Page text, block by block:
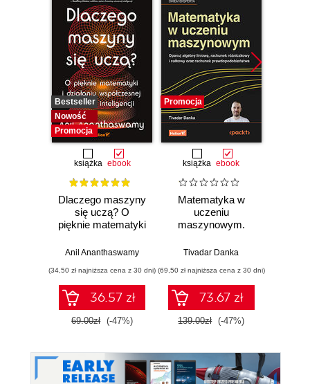
Bestseller
Nowość
Promocja
książka ebook
Dlaczego maszyny
się uczą? O
pięknie matematyki
współczesnej
inteligencji
Anil Ananthaswamy
(34,50 zł najniższa cena z 30 dni)
36.57 zł
69.00zł (-47%)
Promocja
książka ebook
Matematyka w
uczeniu
maszynowym.
liniową, rachunek
całkowy oraz
rachunek
prawdopodobieństwa
Tivadar Danka
(69,50 zł najniższa cena z 30 dni)
73.67 zł
139.00zł (-47%)